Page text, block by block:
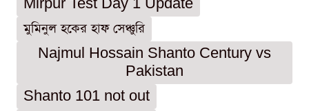
Mirpur Test Day 1 Update
মুমিনুল হকের হাফ সেঞ্চুরি
Najmul Hossain Shanto Century vs
Pakistan
Shanto 101 not out